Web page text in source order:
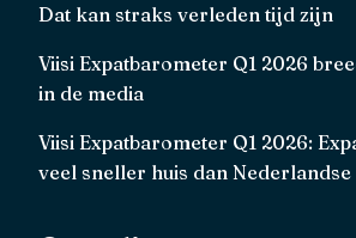
Dat kan straks verleden tijd zijn
Viisi Expatbarometer Q1 2026
in de media
Viisi Expatbarometer Q1 2026:
veel sneller huis dan